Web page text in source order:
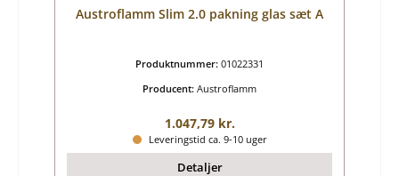
Austroflamm Slim 2.0 pakning glas sæt A
Produktnummer: 01022331
Producent: Austroflamm
Almindelig pris:
1.047,79 kr.
Leveringstid ca. 9-10 uger
Detaljer